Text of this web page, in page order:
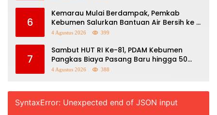
6
Kemarau Mulai Berdampak, Pemkab
Kebumen Salurkan Bantuan Air Bersih ke 11
Desa
4 Agustus 2026 399
7
Sambut HUT RI Ke-81, PDAM Kebumen
Pangkas Biaya Pasang Baru hingga 50
Persen
4 Agustus 2026 388
SyntaxError: Unexpected end of JSON input